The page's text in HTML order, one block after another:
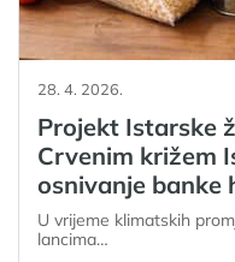
28. 4. 2026.
Projekt Istarske
Crvenim križem
osnivanje banke
U vrijeme klimatskih
lancima…